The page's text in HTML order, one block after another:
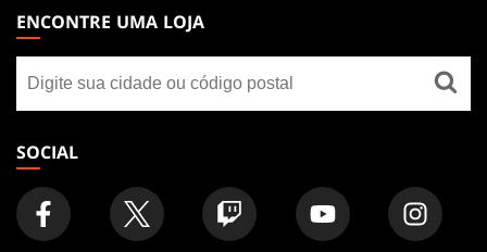
THE
GATHERING
FOOTER
ENCONTRE UMA LOJA
uma
loja
SOCIAL